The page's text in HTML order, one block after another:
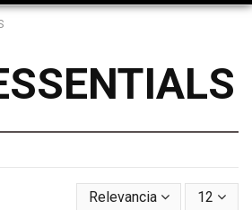
Relevancia 12